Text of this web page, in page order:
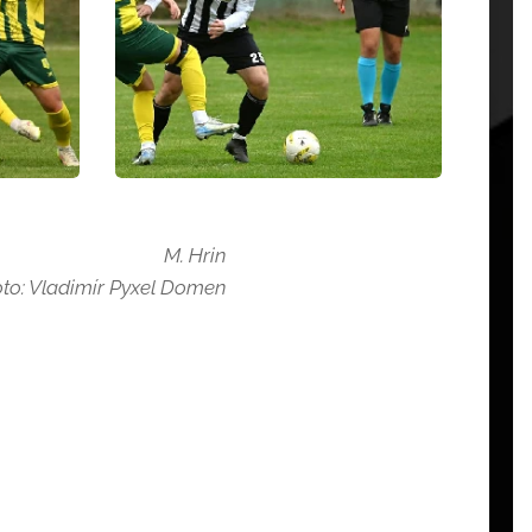
M. Hrin
Vladimír Pyxel Domen